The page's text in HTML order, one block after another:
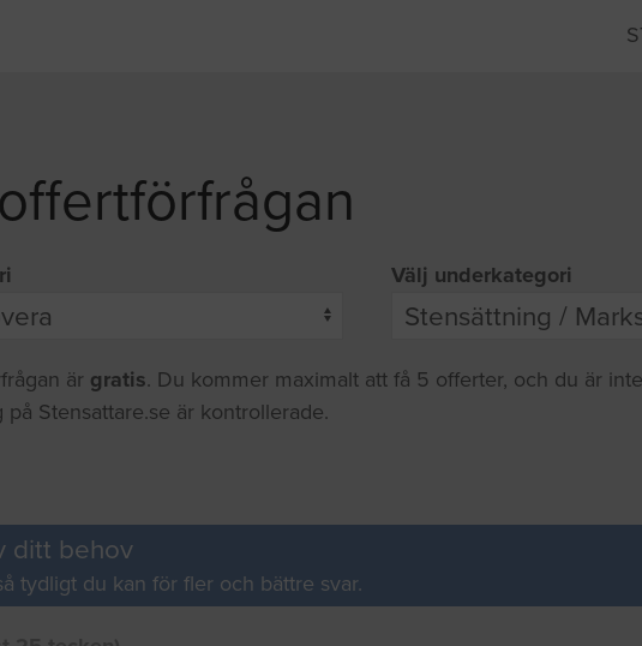
Välj underkategori
är gratis. Du kommer maximalt att få 5 offerter, och du är
på Stensattare.se är kontrollerade.
ditt behov
tydligt du kan för fler och bättre svar.